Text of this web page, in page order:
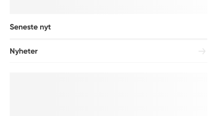
Seneste nyt
Nyheter